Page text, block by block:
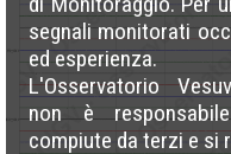
segnali monitorati
ed esperienza.
L'Osservatorio
non è
compiute da terzi e